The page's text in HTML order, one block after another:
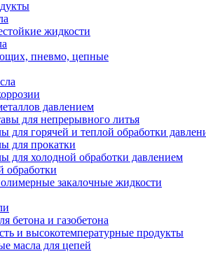
жидкости
пневмо, цепные
давлением
для непрерывного литья
для горячей и теплой обработки
для прокатки
для холодной обработки давлением
обработки
закалочные жидкости
бетона и газобетона
и высокотемпературные продукты
масла для цепей